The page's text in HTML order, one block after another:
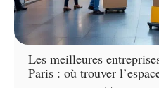
Les meilleures
Paris : où trouver